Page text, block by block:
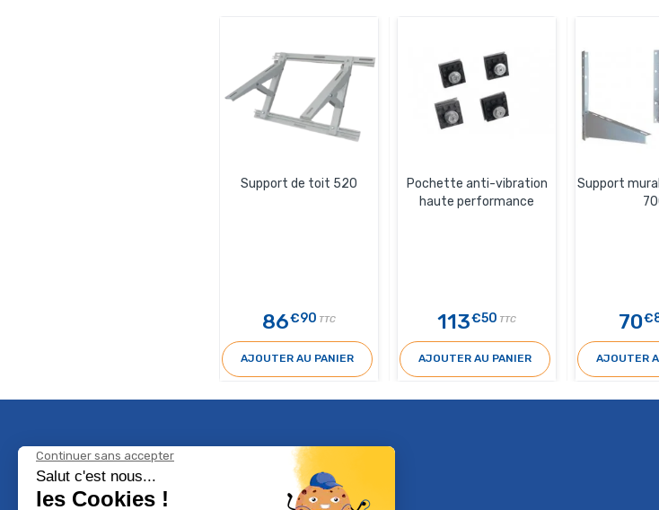
Support de toit 520
86€90 TTC
AJOUTER AU PANIER
Pochette anti-vibration
haute performance
113€50 TTC
AJOUTER AU PANIER
Support
70
AJOUTER